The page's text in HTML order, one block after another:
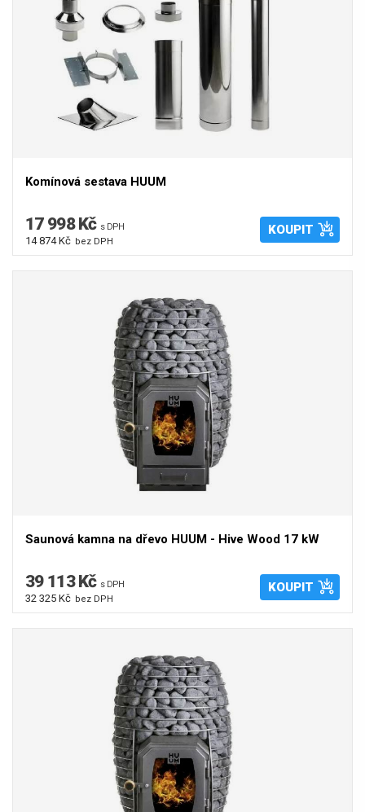
Komínová sestava HUUM
17 998 Kč s DPH
14 874 Kč bez DPH
KOUPIT
Saunová kamna na dřevo HUUM - Hive Wood 17 kW
39 113 Kč s DPH
32 325 Kč bez DPH
KOUPIT